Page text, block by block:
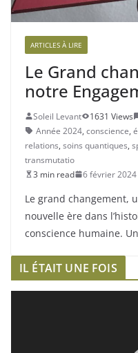
ARTICLES À LIRE
Le Grand
notre
Soleil Levant 1631 Views
Année 2024, conscience,
relations, soins quantiques,
transmutatio
3 min read
6 février 2024
Le grand changement,
nouvelle ère dans
conscience humaine.
IL ÉTAIT UNE FOIS